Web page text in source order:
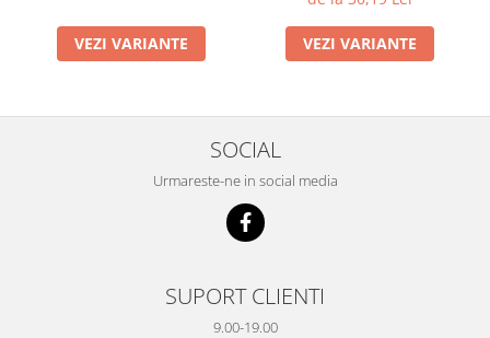
VEZI VARIANTE VEZI VARIANTE
SOCIAL
Urmareste-ne in social media
SUPORT CLIENTI
9.00-19.00